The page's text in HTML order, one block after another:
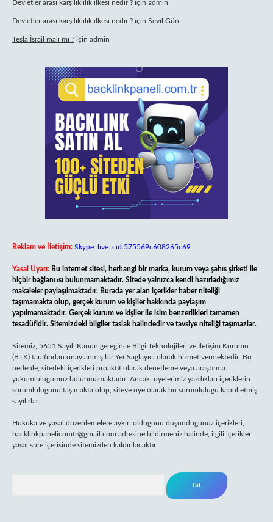
Devletler arası karşılıklılık ilkesi nedir ? için admin
Devletler arası karşılıklılık ilkesi nedir ? için Sevil Gün
Tesla İsrail malı mı ? için admin
Reklam ve İletişim: Skype: live:.cid.575569c608265c69
Yasal Uyarı: Bu internet sitesi, herhangi bir marka, kurum veya şahıs şirketi ile
hiçbir bağlantısı bulunmamaktadır. Sitede yalnızca kendi hazırladığımız
makaleler paylaşılmaktadır. Burada yer alan içerikler haber niteliği
taşımamakta olup, gerçek kurum ve kişiler hakkında paylaşım
yapılmamaktadır. Gerçek kurum ve kişiler ile isim benzerlikleri tamamen
tesadüfidir. Sitemizdeki bilgiler taslak halindedir ve tavsiye niteliği taşımazlar.
Sitemiz, 5651 Sayılı Kanun gereğince Bilgi Teknolojileri ve İletişim Kurumu
(BTK) tarafından onaylanmış bir Yer Sağlayıcı olarak hizmet vermektedir. Bu
nedenle, sitedeki içerikleri proaktif olarak denetleme veya araştırma
yükümlülüğümüz bulunmamaktadır. Ancak, üyelerimiz yazdıkları içeriklerin
sorumluluğunu taşımakta olup, siteye üye olarak bu sorumluluğu kabul etmiş
sayılırlar.
Hukuka ve yasal düzenlemelere aykırı olduğunu düşündüğünüz içerikleri,
backlinkpanelicomtr@gmail.com adresine bildirmeniz halinde, ilgili içerikler
yasal süre içerisinde sitemizden kaldırılacaktır.